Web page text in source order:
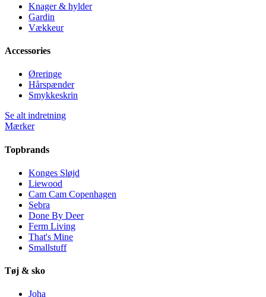
Knager & hylder
Gardin
Vækkeur
Accessories
Øreringe
Hårspænder
Smykkeskrin
Se alt indretning
Mærker
Topbrands
Konges Sløjd
Liewood
Cam Cam Copenhagen
Sebra
Done By Deer
Ferm Living
That's Mine
Smallstuff
Tøj & sko
Joha